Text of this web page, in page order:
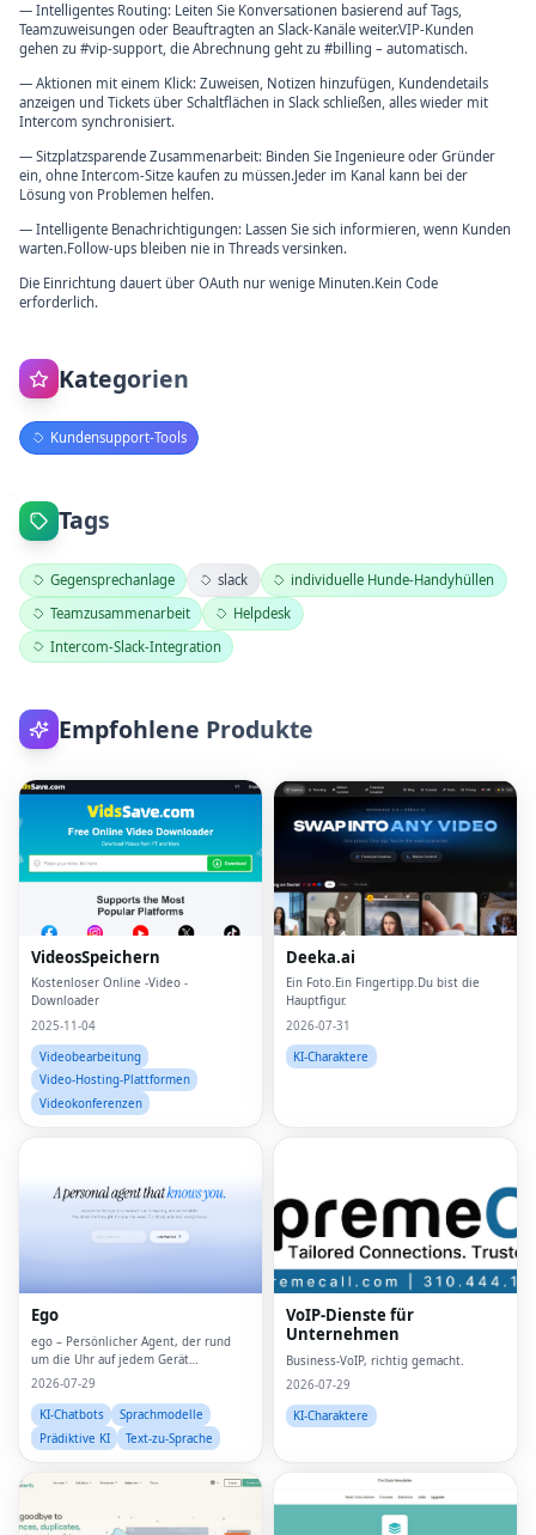
— Intelligentes Routing: Leiten Sie Konversationen basierend auf Tags,
Teamzuweisungen oder Beauftragten an Slack-Kanäle weiter.VIP-Kunden
gehen zu #vip-support, die Abrechnung geht zu #billing – automatisch.
— Aktionen mit einem Klick: Zuweisen, Notizen hinzufügen, Kundendetails
anzeigen und Tickets über Schaltflächen in Slack schließen, alles wieder mit
Intercom synchronisiert.
— Sitzplatzsparende Zusammenarbeit: Binden Sie Ingenieure oder Gründer
ein, ohne Intercom-Sitze kaufen zu müssen.Jeder im Kanal kann bei der
Lösung von Problemen helfen.
— Intelligente Benachrichtigungen: Lassen Sie sich informieren, wenn Kunden
warten.Follow-ups bleiben nie in Threads versinken.
Die Einrichtung dauert über OAuth nur wenige Minuten.Kein Code
erforderlich.
Kategorien
Kundensupport-Tools
Tags
Gegensprechanlage slack
individuelle Hunde-Handyhüllen
Teamzusammenarbeit
Helpdesk
Intercom-Slack-Integration
Empfohlene Produkte
VideosSpeichern
Kostenloser Online -Video -
Downloader
2025-11-04
Videobearbeitung
Video-Hosting-Plattformen
Videokonferenzen
Deeka.ai
Ein Foto.Ein Fingertipp.Du bist die
Hauptfigur.
2026-07-31
KI-Charaktere
Ego
ego – Persönlicher Agent, der rund
um die Uhr auf jedem Gerät
funktioniert
2026-07-29
KI-Chatbots
Sprachmodelle
Prädiktive KI
Text-zu-Sprache
VoIP-Dienste für
Unternehmen
Business-VoIP, richtig gemacht.
2026-07-29
KI-Charaktere